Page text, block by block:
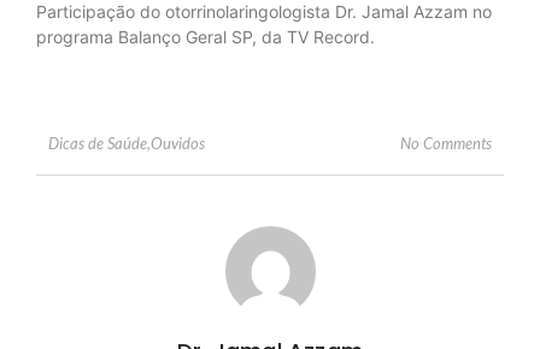
Participação do otorrinolaringologista Dr. Jamal Azzam no
programa Balanço Geral SP, da TV Record.
Dicas de Saúde,Ouvidos No Comments